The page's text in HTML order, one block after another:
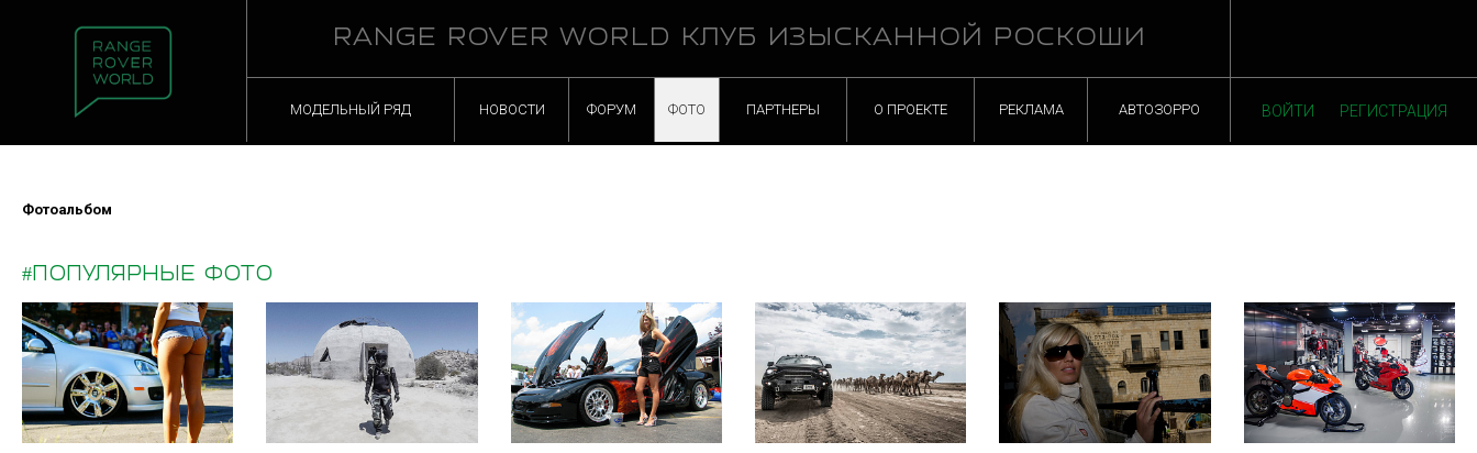
RANGE ROVER WORLD КЛУБ ИЗЫСКАННОЙ РОСКОШИ
МОДЕЛЬНЫЙ РЯД НОВОСТИ ФОРУМ ФОТО ПАРТНЕРЫ О ПРОЕКТЕ РЕКЛАМА АВТОЗОРРО ВОЙТИ РЕГИСТРАЦИЯ
Фотоальбом
#ПОПУЛЯРНЫЕ ФОТО